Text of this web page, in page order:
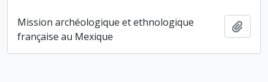
Mission archéologique et ethnologique
française au Mexique